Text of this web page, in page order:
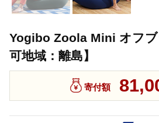
Yogibo Zoola Mini オフ
可地域：離島】
寄付額